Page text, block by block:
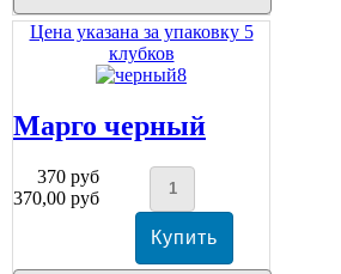
Цена указана за упаковку 5
клубков
Марго черный
370 руб
370,00 руб